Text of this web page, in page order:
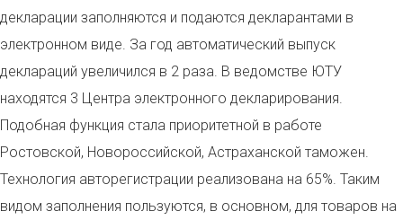
декларации заполняются и подаются декларантами в
электронном виде. За год автоматический выпуск
деклараций увеличился в 2 раза. В ведомстве ЮТУ
находятся 3 Центра электронного декларирования.
Подобная функция стала приоритетной в работе
Ростовской, Новороссийской, Астраханской таможен.
Технология авторегистрации реализована на 65%. Таким
видом заполнения пользуются, в основном, для товаров на